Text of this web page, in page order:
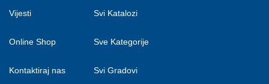
Vijesti
Online Shop
Kontaktiraj nas
Svi Katalozi
Sve Kategorije
Svi Gradovi